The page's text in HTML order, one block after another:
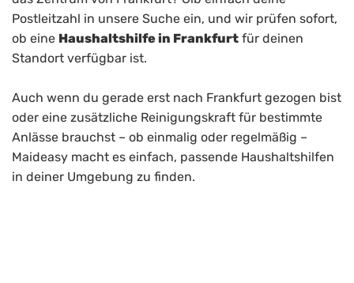
Postleitzahl in unsere Suche ein, und wir prüfen sofort,
ob eine Haushaltshilfe in Frankfurt für deinen
Standort verfügbar ist.
Auch wenn du gerade erst nach Frankfurt gezogen bist
oder eine zusätzliche Reinigungskraft für bestimmte
Anlässe brauchst – ob einmalig oder regelmäßig –
Maideasy macht es einfach, passende Haushaltshilfen
in deiner Umgebung zu finden.